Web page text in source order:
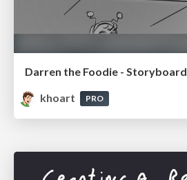
Darren the Foodie - Storyboard
khoart
PRO